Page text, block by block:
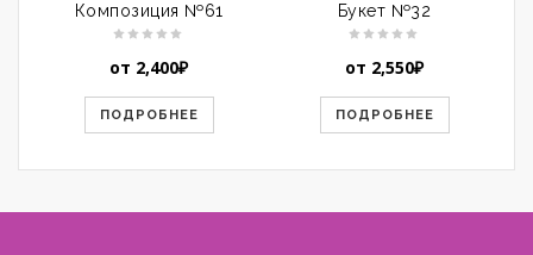
Композиция №61
от 2,400₽
ПОДРОБНЕЕ
Букет №32
от 2,550₽
ПОДРОБНЕЕ